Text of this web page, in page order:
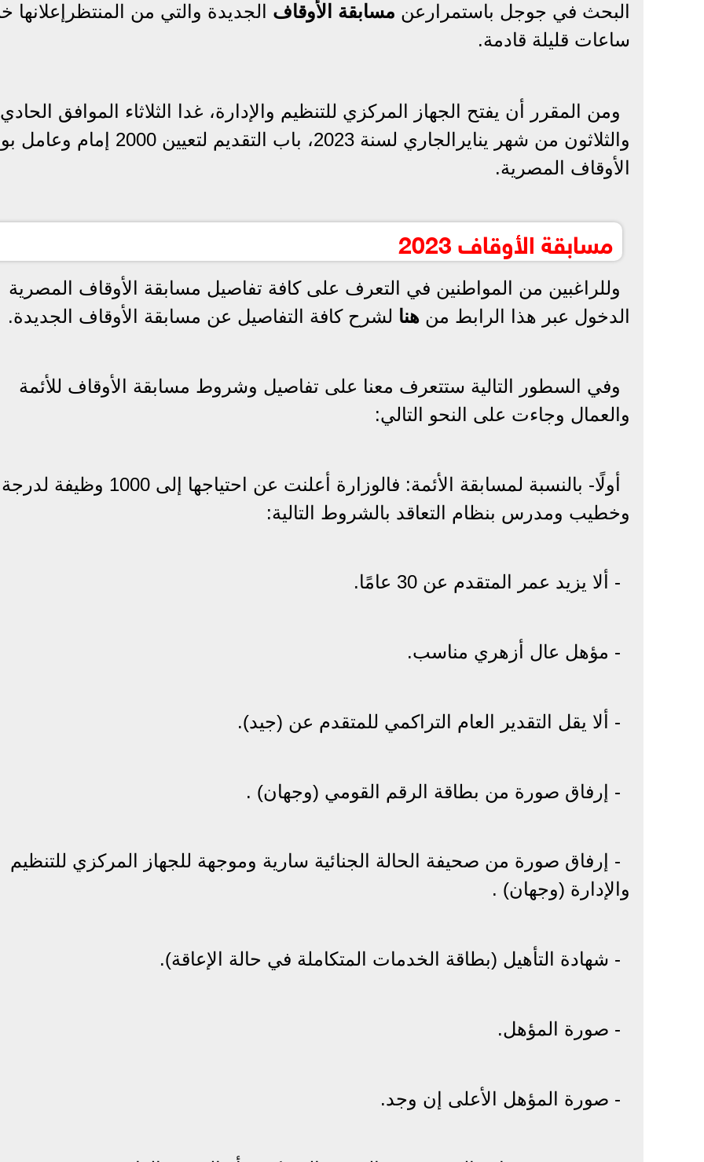
البحث في جوجل باستمرارعن مسابقة الأوقاف الجديدة والتي من المنتظرإعلانها
ساعات قليلة قادمة.
ومن المقرر أن يفتح الجهاز المركزي للتنظيم والإدارة، غدا الثلاثاء الموافق الحادي
والثلاثون من شهر ينايرالجاري لسنة 2023، باب التقديم لتعيين
الأوقاف المصرية.
مسابقة الأوقاف 2023
وللراغبين من المواطنين في التعرف على كافة تفاصيل مسابقة الأوقاف المصرية
الدخول عبر هذا الرابط من هنا لشرح كافة التفاصيل عن مسابقة الأوقاف الجديدة.
وفي السطور التالية ستتعرف معنا على تفاصيل وشروط مسابقة الأوقاف للأئمة
والعمال وجاءت على النحو التالي:
أولًا- بالنسبة لمسابقة الأئمة: فالوزارة أعلنت عن احتياجها
وخطيب ومدرس بنظام التعاقد بالشروط التالية:
- ألا يزيد عمر المتقدم عن 30 عامًا.
- مؤهل عال أزهري مناسب.
- ألا يقل التقدير العام التراكمي للمتقدم عن (جيد).
- إرفاق صورة من بطاقة الرقم القومي (وجهان) .
- إرفاق صورة من صحيفة الحالة الجنائية سارية وموجهة للجهاز المركزي للتنظيم
والإدارة (وجهان) .
- شهادة التأهيل (بطاقة الخدمات المتكاملة في حالة الإعاقة).
- صورة المؤهل.
- صورة المؤهل الأعلى إن وجد.